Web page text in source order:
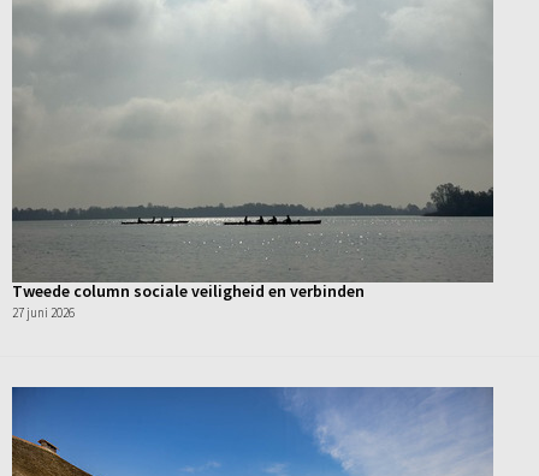
Tweede column sociale veiligheid en verbinden
27 juni 2026